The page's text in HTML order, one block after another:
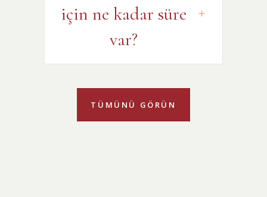
için ne kadar süre
var?
TÜMÜNÜ GÖRÜN